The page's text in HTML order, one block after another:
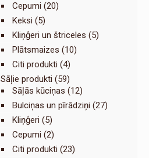
Cepumi (20)
Keksi (5)
Kliņģeri un štriceles (5)
Plātsmaizes (10)
Citi produkti (4)
Sāļie produkti (59)
Sāļās kūciņas (12)
Bulciņas un pīrādziņi (27)
Kliņģeri (5)
Cepumi (2)
Citi produkti (23)